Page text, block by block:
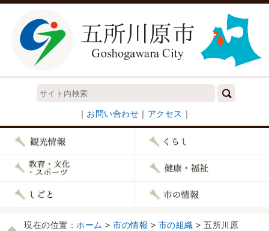
｜ お問い合わせ ｜ アクセス ｜
現在の位置： ホーム > 市の情報 > 市の組織 > 五所川原